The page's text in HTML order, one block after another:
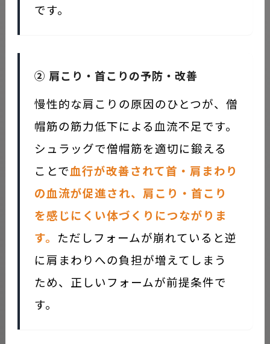
です。
② 肩こり・首こりの予防・改善
慢性的な肩こりの原因のひとつが、僧
帽筋の筋力低下による血流不足です。
シュラッグで僧帽筋を適切に鍛える
ことで血行が改善されて首・肩まわり
の血流が促進され、肩こり・首こり
を感じにくい体づくりにつながりま
す。 ただしフォームが崩れていると逆
に肩まわりへの負担が増えてしまう
ため、正しいフォームが前提条件で
す。